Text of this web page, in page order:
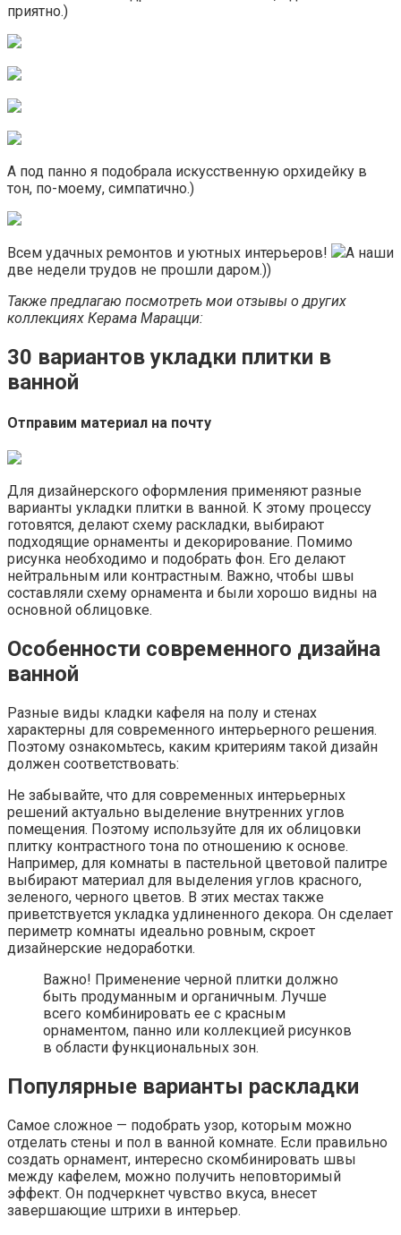
приятно.)
А под панно я подобрала искусственную орхидейку в
тон, по-моему, симпатично.)
Всем удачных ремонтов и уютных интерьеров!
А наши
две недели трудов не прошли даром.))
Также предлагаю посмотреть мои отзывы о других
коллекциях Керама Марацци:
30 вариантов укладки плитки в
ванной
Отправим материал на почту
Для дизайнерского оформления применяют разные
варианты укладки плитки в ванной. К этому процессу
готовятся, делают схему раскладки, выбирают
подходящие орнаменты и декорирование. Помимо
рисунка необходимо и подобрать фон. Его делают
нейтральным или контрастным. Важно, чтобы швы
составляли схему орнамента и были хорошо видны на
основной облицовке.
Особенности современного дизайна
ванной
Разные виды кладки кафеля на полу и стенах
характерны для современного интерьерного решения.
Поэтому ознакомьтесь, каким критериям такой дизайн
должен соответствовать:
Не забывайте, что для современных интерьерных
решений актуально выделение внутренних углов
помещения. Поэтому используйте для их облицовки
плитку контрастного тона по отношению к основе.
Например, для комнаты в пастельной цветовой палитре
выбирают материал для выделения углов красного,
зеленого, черного цветов. В этих местах также
приветствуется укладка удлиненного декора. Он сделает
периметр комнаты идеально ровным, скроет
дизайнерские недоработки.
Важно! Применение черной плитки должно
быть продуманным и органичным. Лучше
всего комбинировать ее с красным
орнаментом, панно или коллекцией рисунков
в области функциональных зон.
Популярные варианты раскладки
Самое сложное — подобрать узор, которым можно
отделать стены и пол в ванной комнате. Если правильно
создать орнамент, интересно скомбинировать швы
между кафелем, можно получить неповторимый
эффект. Он подчеркнет чувство вкуса, внесет
завершающие штрихи в интерьер.